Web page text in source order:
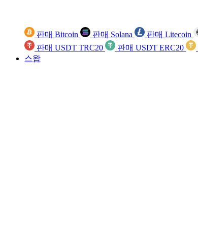
판매 Bitcoin 판매 Solana 판매 Litecoin
판매 USDT TRC20
판매 USDT ERC20
스왑